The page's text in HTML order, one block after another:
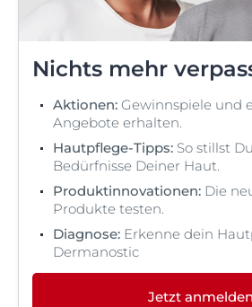
Nichts mehr
Aktionen: Gewinnspiele und
Angebote erhalten.
Hautpflege-Tipps: So stillst
Bedürfnisse Deiner Haut.
Produktinnovationen: Die
Produkte testen.
Diagnose: Erkenne dein
Dermanostic
Jetzt anmelden